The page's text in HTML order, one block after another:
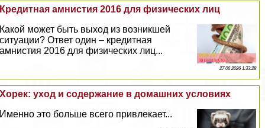
Кредитная амнистия 2016 для физических лиц
Какой может быть выход из возникшей
ситуации? Ответ один – кредитная
амнистия 2016 для физических лиц...
27 06 2026 1:33:28
Хорек: уход и содержание в домашних условиях
Именно это больше всего привлекает...